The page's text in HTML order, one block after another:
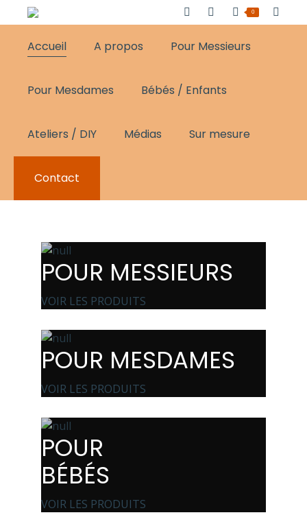
0
Accueil A propos Pour Messieurs
Pour Mesdames Bébés / Enfants
Ateliers / DIY Médias Sur mesure
Contact
POUR MESSIEURS
VOIR LES PRODUITS
POUR MESDAMES
VOIR LES PRODUITS
POUR
BÉBÉS
VOIR LES PRODUITS